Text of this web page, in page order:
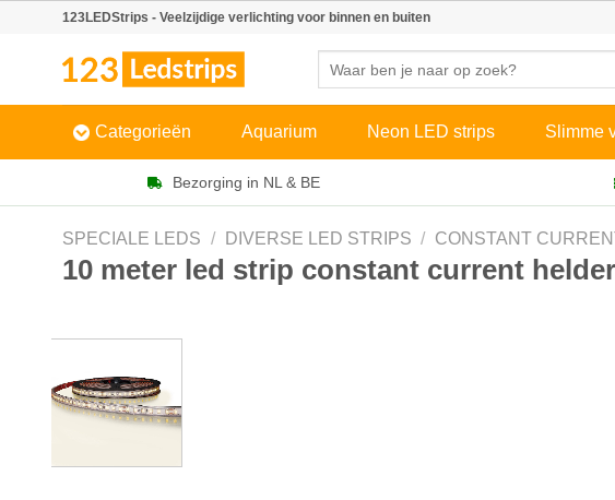
123LEDStrips - Veelzijdige verlichting voor binnen en buiten
Categorieën Aquarium Neon LED strips Slimme
Bezorging in NL & BE
SPECIALE LEDS / DIVERSE LED STRIPS / CONSTANT
10 meter led strip constant current